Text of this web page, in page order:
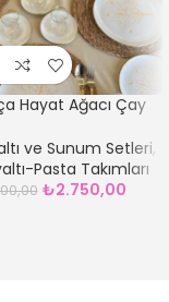
Hayat Ağacı Çay
(kaşık dahil)
ve Sunum Setleri,
Pasta Takımları
₺2.750,00